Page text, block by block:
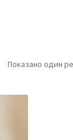
Показано один